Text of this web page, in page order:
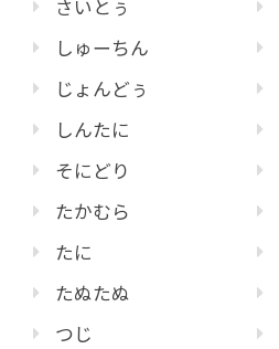
さいとぅ
しゅーちん
じょんどぅ
しんたに
そにどり
たかむら
たに
たぬたぬ
つじ